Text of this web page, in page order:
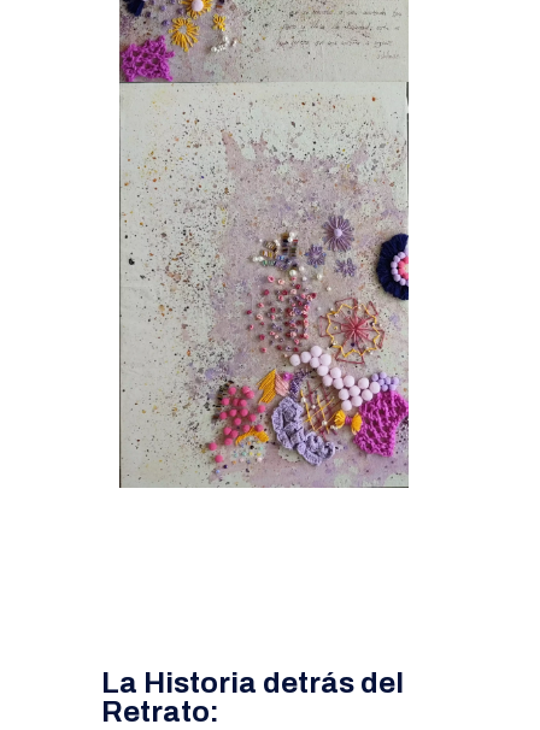
La Historia detrás del
Retrato: